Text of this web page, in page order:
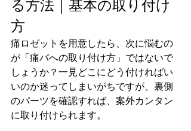
る方法｜基本の取り付け
方
痛ロゼットを用意したら、次に悩むの
が「痛バへの取り付け方」ではないで
しょうか？一見どこにどう付ければい
いのか迷ってしまいがちですが、裏側
のパーツを確認すれば、案外カンタン
に取り付けられます。